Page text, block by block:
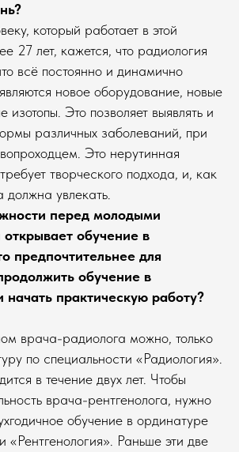
который работает в этой
27 лет, кажется, что радиология
всё постоянно и динамично
новое оборудование, новые
изотопы. Это позволяет выявлять и
различных заболеваний, при
Это нерутинная
творческого подхода, и, как
увлекать.
перед молодыми
обучение в
предпочтительнее для
обучение в
начать практическую работу?
врача-радиолога можно, только
по специальности «Радиология».
в течение двух лет. Чтобы
врача-рентгенолога, нужно
обучение в ординатуре
«Рентгенология». Раньше эти две